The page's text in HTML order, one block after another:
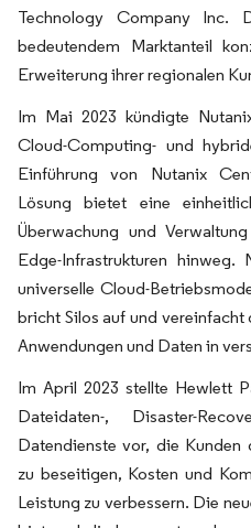
Technology Company Inc.
bedeutendem Marktanteil
Erweiterung ihrer regionalen
Im Mai 2023 kündigte
Cloud-Computing- und
Einführung von Nutanix
Lösung bietet eine
Überwachung und
Edge-Infrastrukturen
universelle Cloud-
bricht Silos auf und
Anwendungen und Daten in
Im April 2023 stellte Hewlett
Dateidaten-, Disaster-
Datendienste vor, die Kunden
zu beseitigen, Kosten und
Leistung zu verbessern. Die